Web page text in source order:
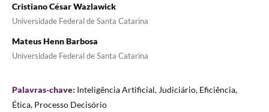
Cristiano César Wazlawick
Universidade Federal de Santa Catarina
Mateus Henn Barbosa
Universidade Federal de Santa Catarina
Palavras-chave: Inteligência Artificial, Judiciário, Eficiência,
Ética, Processo Decisório